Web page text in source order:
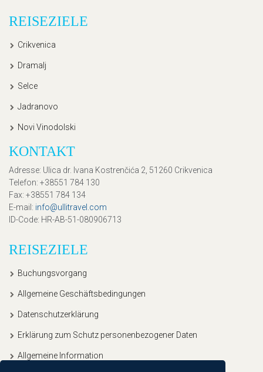
REISEZIELE
Crikvenica
Dramalj
Selce
Jadranovo
Novi Vinodolski
KONTAKT
Adresse: Ulica dr. Ivana Kostrenčića 2, 51260 Crikvenica
Telefon: +38551 784 130
Fax: +38551 784 134
E-mail: info@ullitravel.com
ID-Code: HR-AB-51-080906713
REISEZIELE
Buchungsvorgang
Allgemeine Geschäftsbedingungen
Datenschutzerklärung
Erklärung zum Schutz personenbezogener Daten
Allgemeine Information